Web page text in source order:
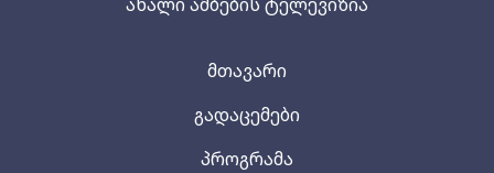
მთავარი
გადაცემები
პროგრამა